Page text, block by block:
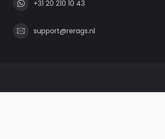
+31 20 210 10 43
support@rerags.nl